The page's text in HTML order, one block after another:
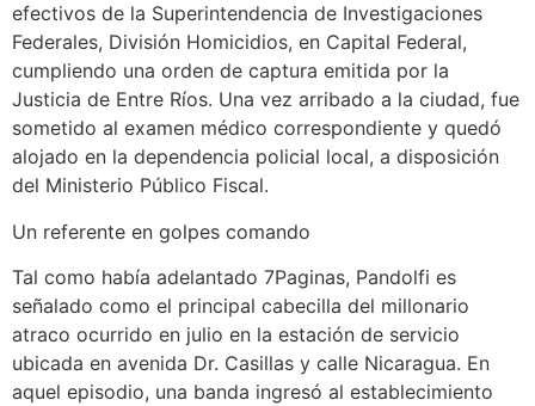
efectivos de la Superintendencia de Investigaciones
Federales, División Homicidios, en Capital Federal,
cumpliendo una orden de captura emitida por la
Justicia de Entre Ríos. Una vez arribado a la ciudad, fue
sometido al examen médico correspondiente y quedó
alojado en la dependencia policial local, a disposición
del Ministerio Público Fiscal.
Un referente en golpes comando
Tal como había adelantado 7Paginas, Pandolfi es
señalado como el principal cabecilla del millonario
atraco ocurrido en julio en la estación de servicio
ubicada en avenida Dr. Casillas y calle Nicaragua. En
aquel episodio, una banda ingresó al establecimiento